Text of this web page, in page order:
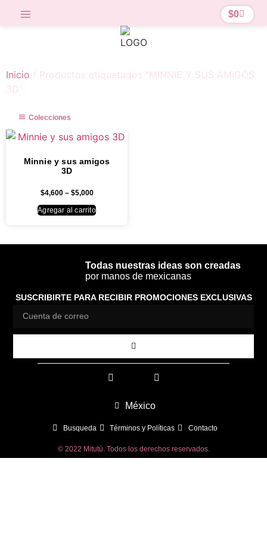
$0
Inicio / Productos etiquetados “MINNIE Y SUS AMIGOS
3D”
Colecciones
Minnie y sus amigos
3D
$4,600 – $5,000
Agregar al carrito
Todas nuestras ideas son creadas
por manos de mexicanas
SUSCRIBIRTE PARA RECIBIR PROMOCIONES EXCLUSIVAS
México
Busqueda Términos y Políticas Contacto
© 2022 Mitutú. Todos los derechos reservados.